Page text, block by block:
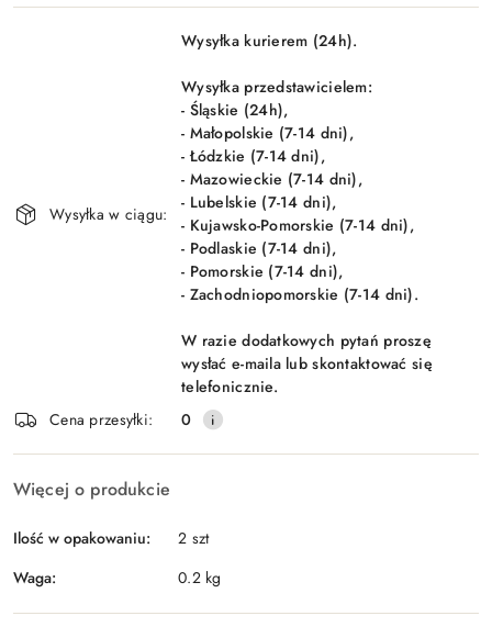
Wyślij
Wysyłka w ciągu:
Wysyłka kurierem (24h).
Wysyłka przedstawicielem:
- Śląskie (24h),
- Małopolskie (7-14 dni),
- Łódzkie (7-14 dni),
- Mazowieckie (7-14 dni),
- Lubelskie (7-14 dni),
- Kujawsko-Pomorskie (7-14 dni),
- Podlaskie (7-14 dni),
- Pomorskie (7-14 dni),
- Zachodniopomorskie (7-14 dni).
W razie dodatkowych pytań proszę
wysłać e-maila lub skontaktować się
telefonicznie.
Cena przesyłki:
0
Więcej o produkcie
Ilość w opakowaniu:
2 szt
Waga:
0.2 kg